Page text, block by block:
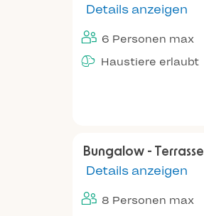
Details anzeigen
6 Personen max
Haustiere erlaubt
Bungalow - Terrasse
Details anzeigen
8 Personen max